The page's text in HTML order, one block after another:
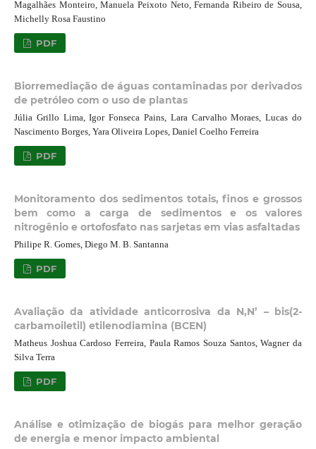
Magalhães Monteiro, Manuela Peixoto Neto, Fernanda Ribeiro de Sousa,
Michelly Rosa Faustino
PDF
Biorremediação de águas contaminadas por derivados
de petróleo com o uso de plantas
Júlia Grillo Lima, Igor Fonseca Pains, Lara Carvalho Moraes, Lucas do
Nascimento Borges, Yara Oliveira Lopes, Daniel Coelho Ferreira
PDF
Monitoramento dos sedimentos totais, finos e grossos
bem como a carga de sedimentos e os valores
nitrogênio e ortofosfato nas sarjetas em vias asfaltadas
Philipe R. Gomes, Diego M. B. Santanna
PDF
Avaliação da atividade anticorrosiva da N,N’ – bis(2-
carbamoiletil) etilenodiamina (BCEN)
Matheus Joshua Cardoso Ferreira, Paula Ramos Souza Santos, Wagner da
Silva Terra
PDF
Análise e otimização de biogás para melhor geração
de energia e menor impacto ambiental